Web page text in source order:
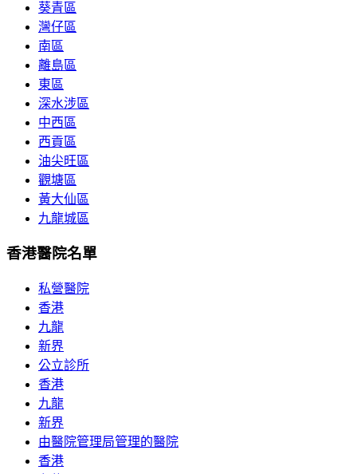
葵青區
灣仔區
南區
離島區
東區
深水涉區
中西區
西貢區
油尖旺區
觀塘區
黃大仙區
九龍城區
香港醫院名單
私營醫院
香港
九龍
新界
公立診所
香港
九龍
新界
由醫院管理局管理的醫院
香港